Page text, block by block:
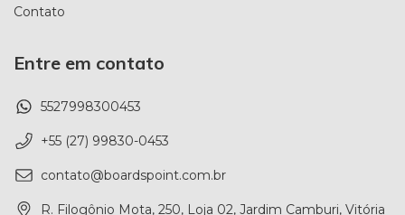
Contato
Entre em contato
5527998300453
+55 (27) 99830-0453
contato@boardspoint.com.br
R. Filogônio Mota, 250, Loja 02, Jardim Camburi, Vitória